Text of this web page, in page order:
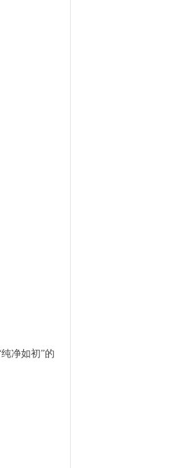
净如初”的